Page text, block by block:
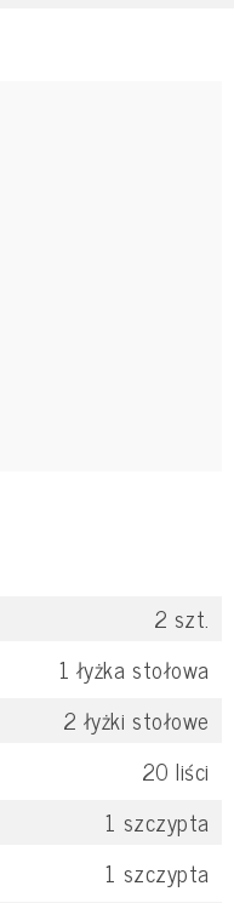
2 szt.
1 łyżka stołowa
2 łyżki stołowe
20 liści
1 szczypta
1 szczypta